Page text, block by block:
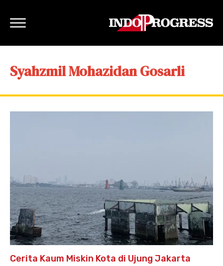
Syahzmil Mohazidan Gosarli
Cerita Kaum Miskin Kota di Ujung Jakarta